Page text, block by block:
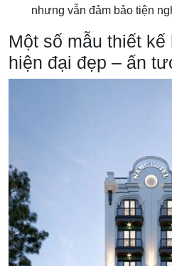
nhưng vẫn đảm bảo tiện
Một số mẫu thiết
hiện đại đẹp – ấn